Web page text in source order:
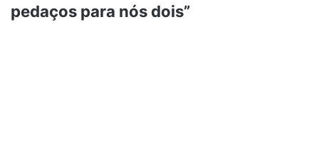
pedaços para nós dois”